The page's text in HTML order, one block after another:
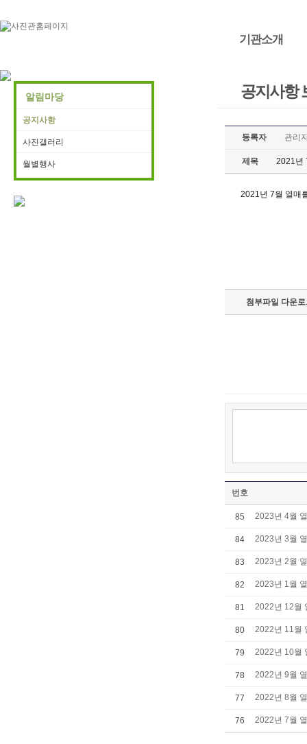
기관소개
알림마당
공지사항
사진갤러리
월별행사
공지사항
등록자 관리
제목 2021년
2021년 7월 열매
첨부파일 다운
번호
85 2023년 4월
84 2023년 3월
83 2023년 2월
82 2023년 1월
81 2022년 12월
80 2022년 11월
79 2022년 10월
78 2022년 9월
77 2022년 8월
76 2022년 7월